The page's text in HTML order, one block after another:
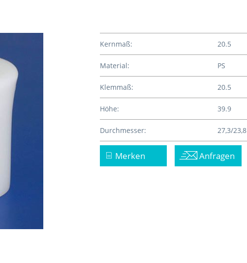
Kernmaß: 20.5
Material: PS
Klemmaß: 20.5
Höhe: 39.9
Durchmesser: 27,3/23,8
Merken Anfragen